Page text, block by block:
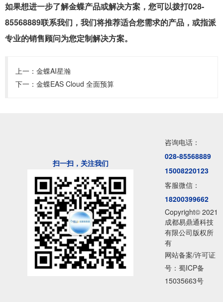
如果想进一步了解金蝶产品或解决方案，您可以拨打028-
85568889联系我们，我们将推荐适合您需求的产品，或指派
专业的销售顾问为您定制解决方案。
上一： 金蝶AI星瀚
下一： 金蝶EAS Cloud 全面预算
扫一扫，关注我们
咨询电话：
028-85568889
15008220123
客服微信：
18200399662
Copyright© 2021
成都易鼎通科技
有限公司版权所
有
网站备案/许可证
号：蜀ICP备
15035663号